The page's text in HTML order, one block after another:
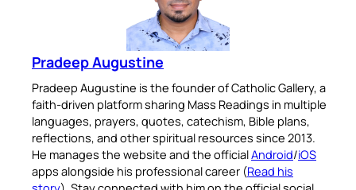
Pradeep Augustine
Pradeep Augustine is the founder of Catholic Gallery, a
faith-driven platform sharing Mass Readings in multiple
languages, prayers, quotes, catechism, Bible plans,
reflections, and other spiritual resources since 2013.
He manages the website and the officialAndroid/iOS
apps alongside his professional career (Read his